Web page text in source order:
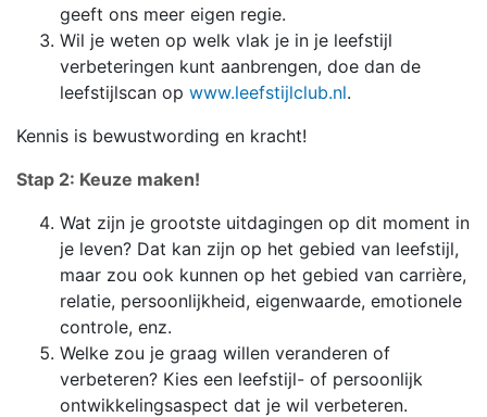
geeft ons meer eigen regie.
Wil je weten op welk vlak je in je leefstijl
verbeteringen kunt aanbrengen, doe dan de
leefstijlscan op www.leefstijlclub.nl.
Kennis is bewustwording en kracht!
Stap 2: Keuze maken!
Wat zijn je grootste uitdagingen op dit moment in
je leven? Dat kan zijn op het gebied van leefstijl,
maar zou ook kunnen op het gebied van carrière,
relatie, persoonlijkheid, eigenwaarde, emotionele
controle, enz.
Welke zou je graag willen veranderen of
verbeteren? Kies een leefstijl- of persoonlijk
ontwikkelingsaspect dat je wil verbeteren.